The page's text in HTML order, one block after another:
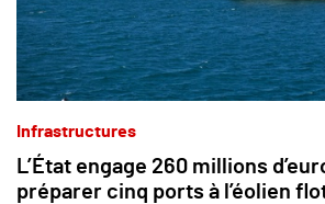
Infrastructures
L’État engage 260 millions
préparer cinq ports à l’éolien